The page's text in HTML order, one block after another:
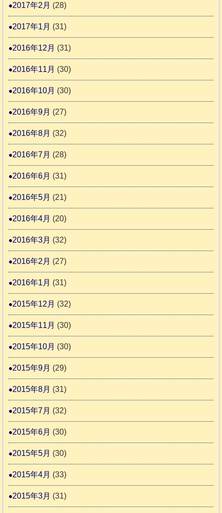
2017年2月 (28)
2017年1月 (31)
2016年12月 (31)
2016年11月 (30)
2016年10月 (30)
2016年9月 (27)
2016年8月 (32)
2016年7月 (28)
2016年6月 (31)
2016年5月 (21)
2016年4月 (20)
2016年3月 (32)
2016年2月 (27)
2016年1月 (31)
2015年12月 (32)
2015年11月 (30)
2015年10月 (30)
2015年9月 (29)
2015年8月 (31)
2015年7月 (32)
2015年6月 (30)
2015年5月 (30)
2015年4月 (33)
2015年3月 (31)